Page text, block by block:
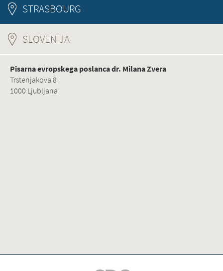
STRASBOURG
SLOVENIJA
Pisarna evropskega poslanca dr. Milana Zvera
Trstenjakova 8
1000 Ljubljana